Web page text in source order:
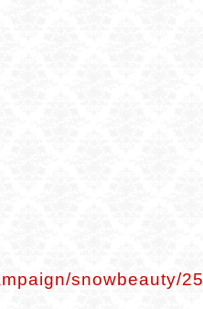
snowbeauty/25